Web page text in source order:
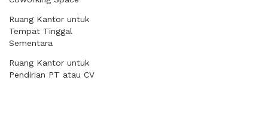
Ruang Kantor untuk
Tempat Tinggal
Sementara
Ruang Kantor untuk
Pendirian PT atau CV